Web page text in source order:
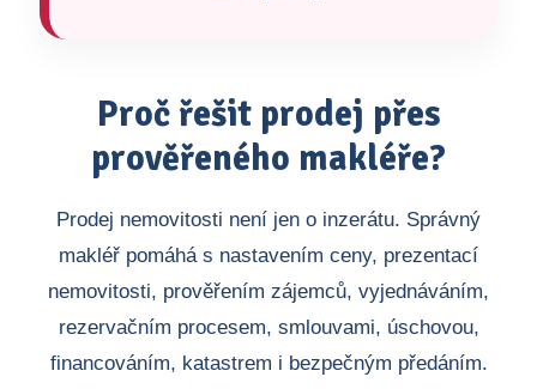
Proč řešit prodej přes
prověřeného makléře?
Prodej nemovitosti není jen o inzerátu. Správný
makléř pomáhá s nastavením ceny, prezentací
nemovitosti, prověřením zájemců, vyjednáváním,
rezervačním procesem, smlouvami, úschovou,
financováním, katastrem i bezpečným předáním.